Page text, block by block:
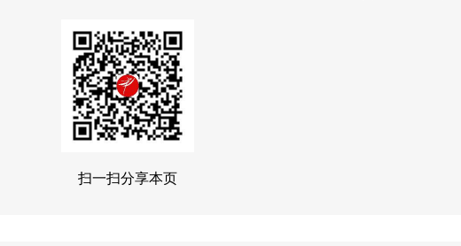
扫一扫分享本页